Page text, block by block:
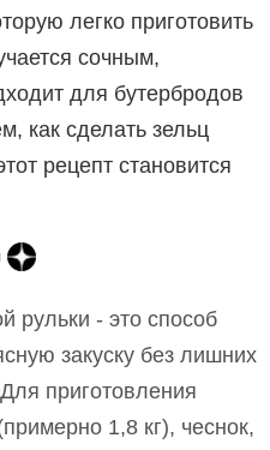
легко приготовить
сочным,
для бутербродов
как сделать зельц
рецепт становится
рульки - это способ
закуску без лишних
приготовления
1,8 кг), чеснок,